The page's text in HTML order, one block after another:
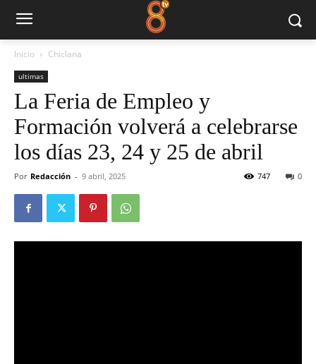
Inicio Chiclana
ultimas
La Feria de Empleo y
Formación volverá a celebrarse
los días 23, 24 y 25 de abril
Por Redacción - 9 abril, 2025 0
747